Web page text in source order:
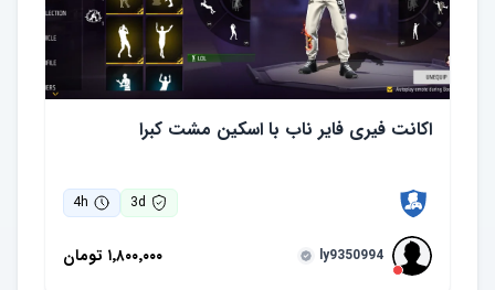
اکانت فیری فایر ناب با اسکین مشت کبرا
3d
4h
ly9350994 ۱٬۸۰۰٬۰۰۰ تومان